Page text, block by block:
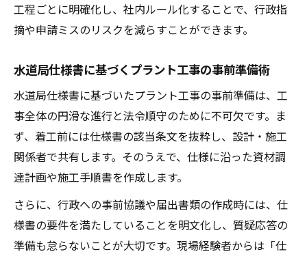
工程ごとに明確化し、社内ルール化することで、行政指
摘や申請ミスのリスクを減らすことができます。
水道局仕様書に基づくプラント工事の事前準備術
水道局仕様書に基づいたプラント工事の事前準備は、工
事全体の円滑な進行と法令順守のために不可欠です。ま
ず、着工前には仕様書の該当条文を抜粋し、設計・施工
関係者で共有します。そのうえで、仕様に沿った資材調
達計画や施工手順書を作成します。
さらに、行政への事前協議や届出書類の作成時には、仕
様書の要件を満たしていることを明文化し、質疑応答の
準備も怠らないことが大切です。現場経験者からは「仕